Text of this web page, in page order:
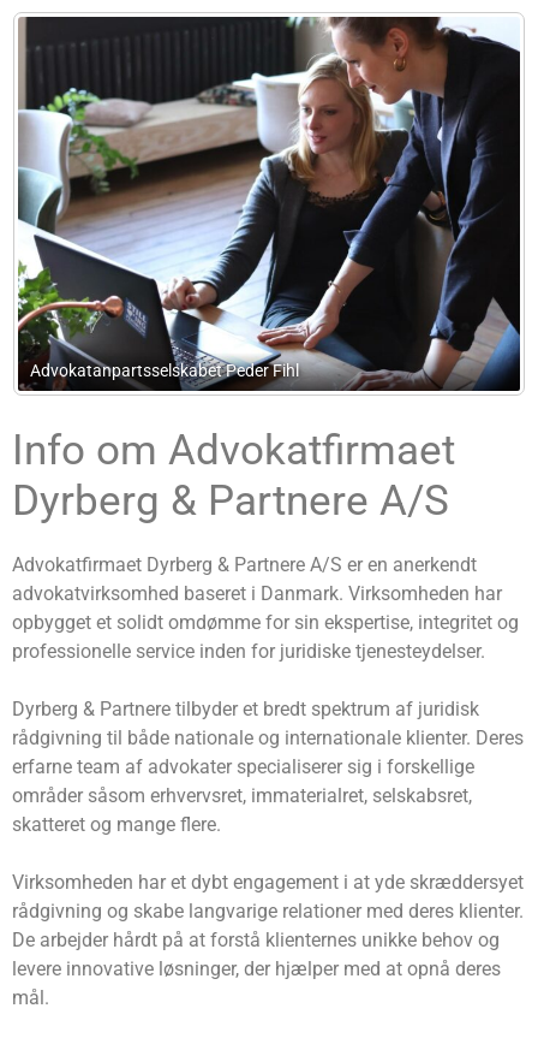
Solrød Taste
Info om Advokatfirmaet
Dyrberg & Partnere A/S
Advokatfirmaet Dyrberg & Partnere A/S er en anerkendt
advokatvirksomhed baseret i Danmark. Virksomheden har
opbygget et solidt omdømme for sin ekspertise, integritet og
professionelle service inden for juridiske tjenesteydelser.
Dyrberg & Partnere tilbyder et bredt spektrum af juridisk
rådgivning til både nationale og internationale klienter. Deres
erfarne team af advokater specialiserer sig i forskellige
områder såsom erhvervsret, immaterialret, selskabsret,
skatteret og mange flere.
Virksomheden har et dybt engagement i at yde skræddersyet
rådgivning og skabe langvarige relationer med deres klienter.
De arbejder hårdt på at forstå klienternes unikke behov og
levere innovative løsninger, der hjælper med at opnå deres
mål.